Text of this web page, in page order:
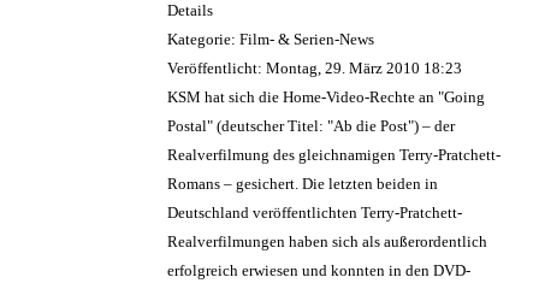
Details
Kategorie: Film- & Serien-News
Veröffentlicht: Montag, 29. März 2010 18:23
KSM hat sich die Home-Video-Rechte an "Going
Postal" (deutscher Titel: "Ab die Post") – der
Realverfilmung des gleichnamigen Terry-Pratchett-
Romans – gesichert. Die letzten beiden in
Deutschland veröffentlichten Terry-Pratchett-
Realverfilmungen haben sich als außerordentlich
erfolgreich erwiesen und konnten in den DVD-